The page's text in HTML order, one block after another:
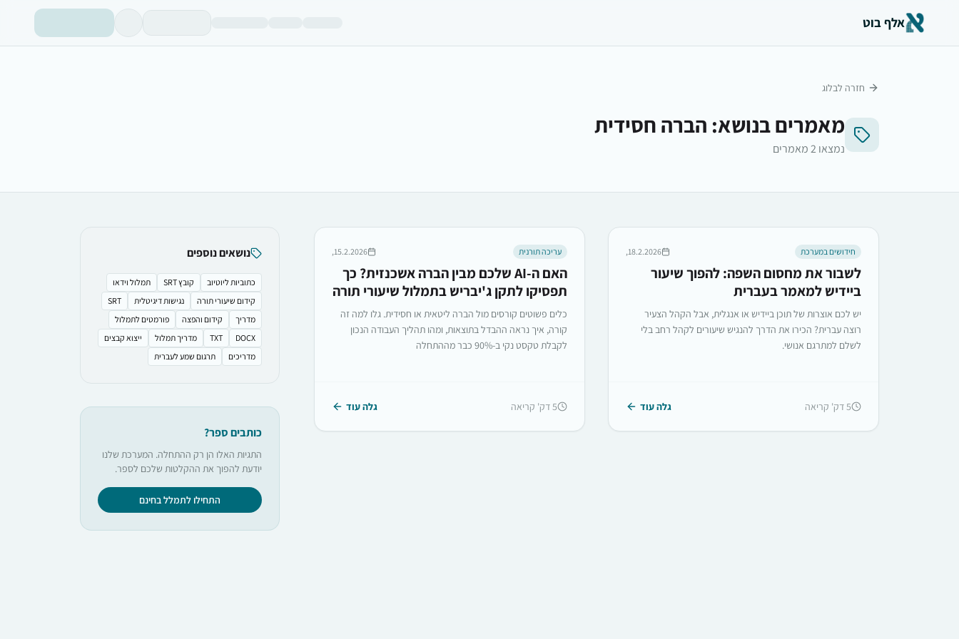
אלף בוט
חזרה לבלוג
מאמרים בנושא: הברה חסידית
נמצאו 2מאמרים
חידושים במערכת 18.2.2026,
לשבור את מחסום השפה: להפוך שיעור
ביידיש למאמר בעברית
יש לכם אוצרות של תוכן ביידיש או אנגלית, אבל הקהל הצעיר
רוצה עברית? הכירו את הדרך להנגיש שיעורים לקהל רחב בלי
לשלם למתרגם אנושי.
5דק' קריאה גלה עוד
עריכה תורנית 15.2.2026,
האם ה-AI שלכם מבין הברה אשכנזית? כך
תפסיקו לתקן ג'יבריש בתמלול שיעורי תורה
כלים פשוטים קורסים מול הברה ליטאית או חסידית. גלו למה זה
קורה, איך נראה ההבדל בתוצאות, ומהו תהליך העבודה הנכון
לקבלת טקסט נקי ב-90% כבר מההתחלה
5דק' קריאה גלה עוד
נושאים נוספים
כתוביות ליוטיוב קובץ SRT
תמלול וידאו
קידום שיעורי תורה
נגישות דיגיטלית
SRT
מדריך
קידום והפצה
פורמטים לתמלול
DOCX
TXT מדריך תמלול
ייצוא קבצים
מדריכים
תרגום שמע לעברית
כותבים ספר?
התגיות האלו הן רק ההתחלה. המערכת שלנו
יודעת להפוך את ההקלטות שלכם לספר.
התחילו לתמלל בחינם